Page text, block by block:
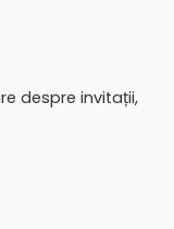
despre invitații,